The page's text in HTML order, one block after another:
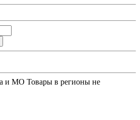
и МО Товары в регионы не